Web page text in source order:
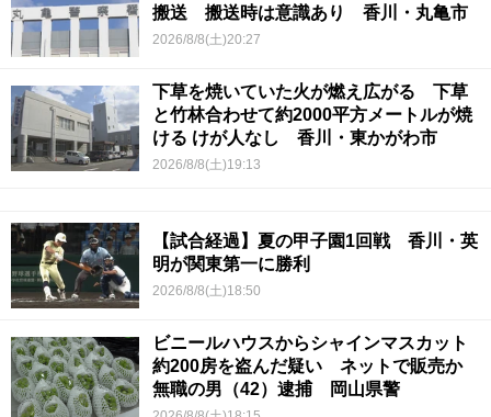
搬送 搬送時は意識あり 香川・丸亀市
2026/8/8(土)20:27
下草を焼いていた火が燃え広がる 下草
と竹林合わせて約2000平方メートルが焼
ける けが人なし 香川・東かがわ市
2026/8/8(土)19:13
【試合経過】夏の甲子園1回戦 香川・英
明が関東第一に勝利
2026/8/8(土)18:50
ビニールハウスからシャインマスカット
約200房を盗んだ疑い ネットで販売か
無職の男（42）逮捕 岡山県警